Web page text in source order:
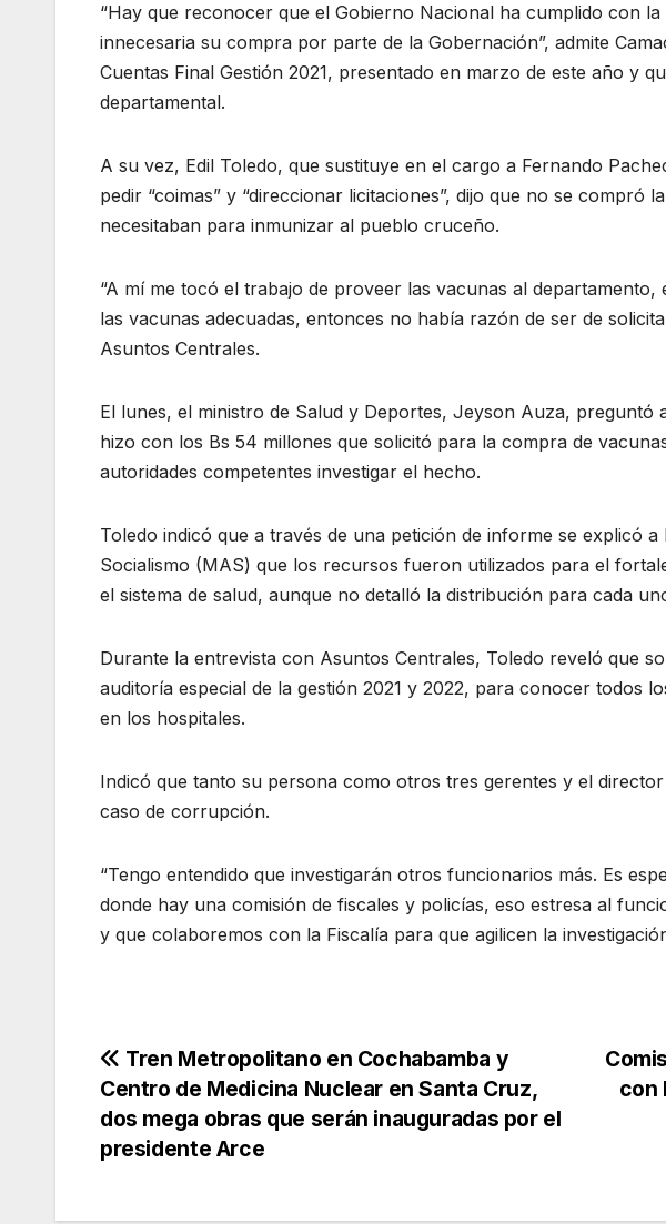
“Hay que reconocer que el Gobierno Nacional ha cumplido con
innecesaria su compra por parte de la Gobernación”, admite
Cuentas Final Gestión 2021, presentado en marzo de este año y
departamental.
A su vez, Edil Toledo, que sustituye en el cargo a Fernando
pedir “coimas” y “direccionar licitaciones”, dijo que no se compró
necesitaban para inmunizar al pueblo cruceño.
“A mí me tocó el trabajo de proveer las vacunas al
las vacunas adecuadas, entonces no había razón de ser de
Asuntos Centrales.
El lunes, el ministro de Salud y Deportes, Jeyson Auza, preguntó
hizo con los Bs 54 millones que solicitó para la compra de
autoridades competentes investigar el hecho.
Toledo indicó que a través de una petición de informe se explicó
Socialismo (MAS) que los recursos fueron utilizados para el
el sistema de salud, aunque no detalló la distribución para cada
Durante la entrevista con Asuntos Centrales, Toledo reveló que
auditoría especial de la gestión 2021 y 2022, para conocer todos
en los hospitales.
Indicó que tanto su persona como otros tres gerentes y el
caso de corrupción.
“Tengo entendido que investigarán otros funcionarios más. Es
donde hay una comisión de fiscales y policías, eso estresa al
y que colaboremos con la Fiscalía para que agilicen la
Navegación
de
entradas
con
Tren Metropolitano en Cochabamba y
Centro de Medicina Nuclear en Santa Cruz,
dos mega obras que serán inauguradas por el
presidente Arce